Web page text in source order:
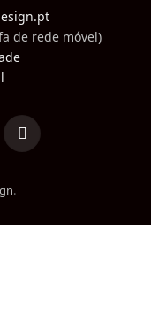
de rede móvel)
TikTok
.